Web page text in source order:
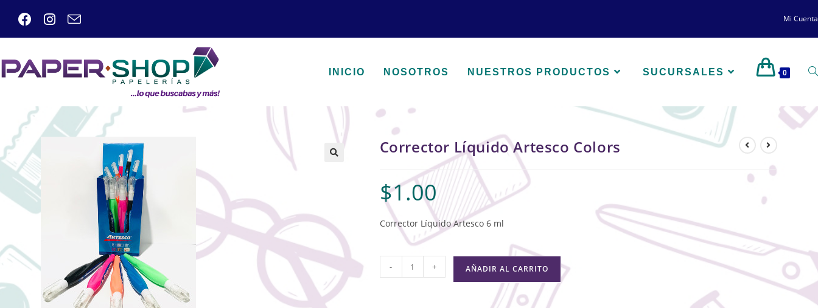
Mi Cuenta
INICIO NOSOTROS NUESTROS PRODUCTOS SUCURSALES 0
Corrector Líquido Artesco Colors
$1.00
Corrector Líquido Artesco 6 ml
- + AÑADIR AL CARRITO